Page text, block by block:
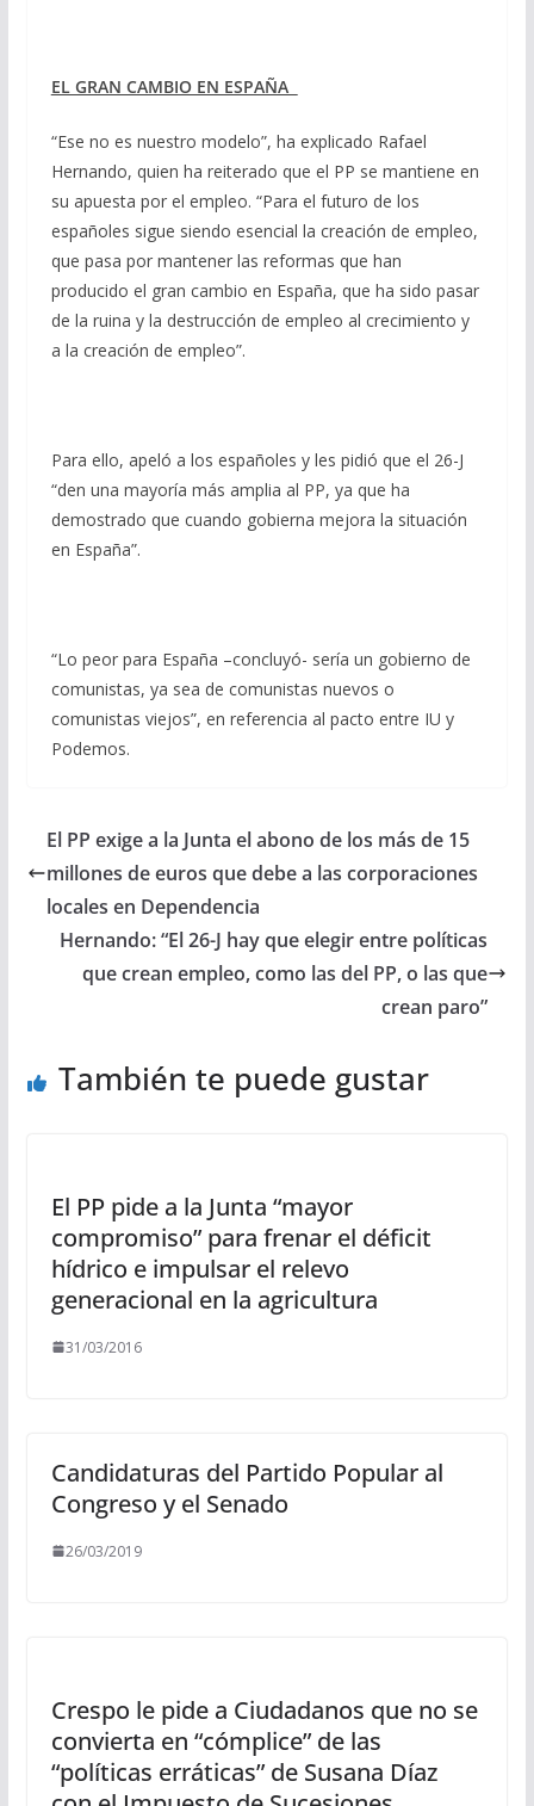
EL GRAN CAMBIO EN ESPAÑA
“Ese no es nuestro modelo”, ha explicado Rafael
Hernando, quien ha reiterado que el PP se mantiene en
su apuesta por el empleo. “Para el futuro de los
españoles sigue siendo esencial la creación de empleo,
que pasa por mantener las reformas que han
producido el gran cambio en España, que ha sido pasar
de la ruina y la destrucción de empleo al crecimiento y
a la creación de empleo”.
Para ello, apeló a los españoles y les pidió que el 26-J
“den una mayoría más amplia al PP, ya que ha
demostrado que cuando gobierna mejora la situación
en España”.
“Lo peor para España –concluyó- sería un gobierno de
comunistas, ya sea de comunistas nuevos o
comunistas viejos”, en referencia al pacto entre IU y
Podemos.
El PP exige a la Junta el abono de los más de 15
millones de euros que debe a las corporaciones
locales en Dependencia
Hernando: “El 26-J hay que elegir entre políticas
que crean empleo, como las del PP, o las que
crean paro”
También te puede gustar
El PP pide a la Junta “mayor
compromiso” para frenar el déficit
hídrico e impulsar el relevo
generacional en la agricultura
31/03/2016
Candidaturas del Partido Popular al
Congreso y el Senado
26/03/2019
Crespo le pide a Ciudadanos que no se
convierta en “cómplice” de las
“políticas erráticas” de Susana Díaz